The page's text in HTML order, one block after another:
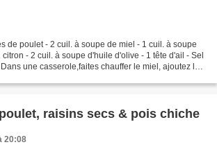
de poulet - 2 cuil. à soupe de miel - 1 cuil. à soupe
- 2 cuil. à soupe d'huile d'olive - 1 tête d'ail - Sel
une casserole,faites chauffer le miel, ajoutez la
raisins secs & pois chiche
20:08